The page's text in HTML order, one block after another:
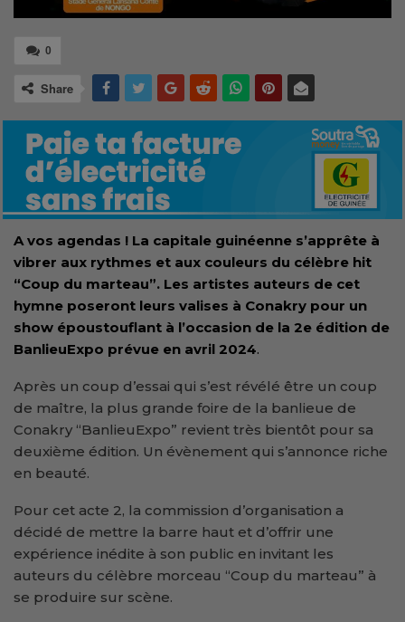
0
Share
A vos agendas ! La capitale guinéenne s’apprête à
vibrer aux rythmes et aux couleurs du célèbre hit
“Coup du marteau”. Les artistes auteurs de cet
hymne poseront leurs valises à Conakry pour un
show époustouflant à l’occasion de la 2e édition de
BanlieuExpo prévue en avril 2024.
Après un coup d’essai qui s’est révélé être un coup
de maître, la plus grande foire de la banlieue de
Conakry “BanlieuExpo” revient très bientôt pour sa
deuxième édition. Un évènement qui s’annonce riche
en beauté.
Pour cet acte 2, la commission d’organisation a
décidé de mettre la barre haut et d’offrir une
expérience inédite à son public en invitant les
auteurs du célèbre morceau “Coup du marteau” à
se produire sur scène.